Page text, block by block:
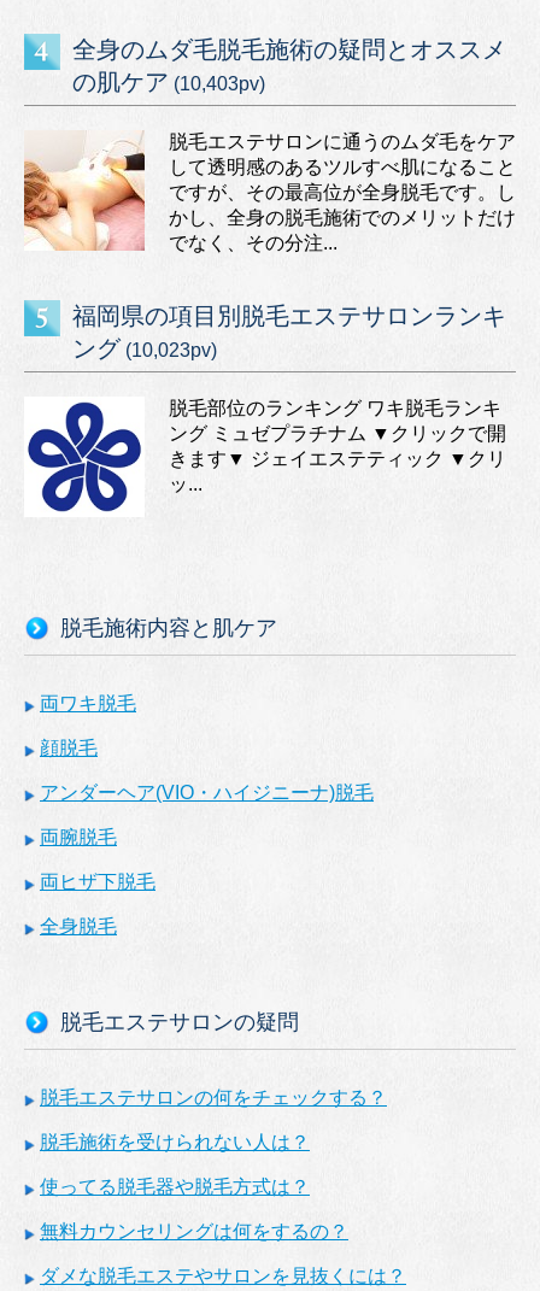
全身のムダ毛脱毛施術の疑問とオススメ
の肌ケア (10,403pv)
脱毛エステサロンに通うのムダ毛をケア
して透明感のあるツルすべ肌になること
ですが、その最高位が全身脱毛です。し
かし、全身の脱毛施術でのメリットだけ
でなく、その分注...
福岡県の項目別脱毛エステサロンランキ
ング (10,023pv)
脱毛部位のランキング ワキ脱毛ランキ
ング ミュゼプラチナム ▼クリックで開
きます▼ ジェイエステティック ▼クリ
ッ...
脱毛施術内容と肌ケア
両ワキ脱毛
顔脱毛
アンダーヘア(VIO・ハイジニーナ)脱毛
両腕脱毛
両ヒザ下脱毛
全身脱毛
脱毛エステサロンの疑問
脱毛エステサロンの何をチェックする？
脱毛施術を受けられない人は？
使ってる脱毛器や脱毛方式は？
無料カウンセリングは何をするの？
ダメな脱毛エステやサロンを見抜くには？